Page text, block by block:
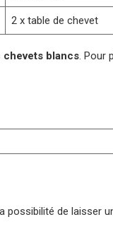
2 x table de chevet
chevets blancs. Pour
possibilité de laisser